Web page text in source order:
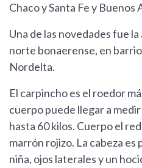
Chaco y Santa Fe y Buenos
Una de las novedades fue
norte bonaerense, en
Nordelta.
El carpincho es el roedor
cuerpo puede llegar a
hasta 60 kilos. Cuerpo el
marrón rojizo. La cabeza es
niña, ojos laterales y un